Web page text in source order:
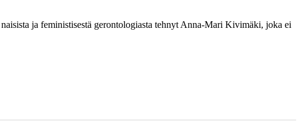
ja feministisestä gerontologiasta tehnyt Anna-Mari Kivimäki, joka ei